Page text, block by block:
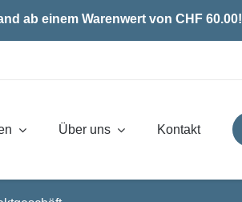
ab einem Warenwert von CHF 60.00!
Über uns Kontakt